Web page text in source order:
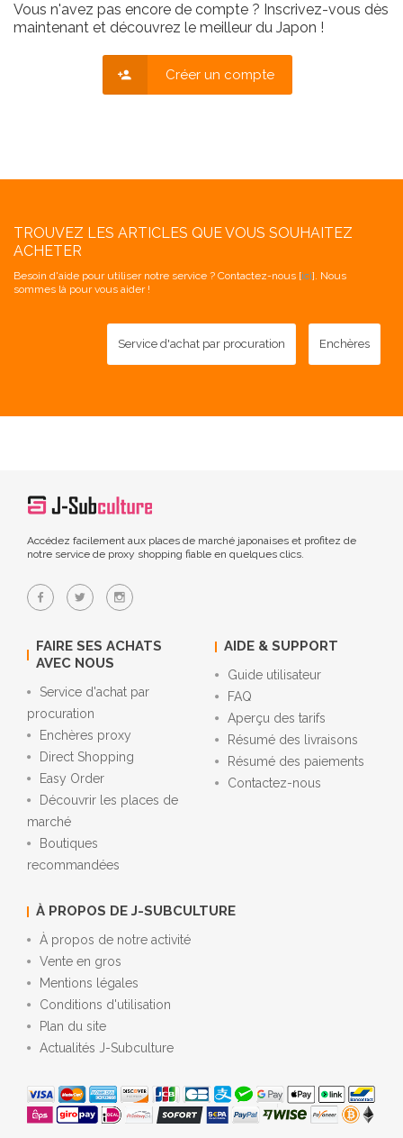
Vous n'avez pas encore de compte ? Inscrivez-vous dès
maintenant et découvrez le meilleur du Japon !
Créer un compte
TROUVEZ LES ARTICLES QUE VOUS SOUHAITEZ
ACHETER
Besoin d'aide pour utiliser notre service ? Contactez-nous [ici]. Nous
sommes là pour vous aider !
Service d'achat par procuration Enchères
Accédez facilement aux places de marché japonaises et profitez de
notre service de proxy shopping fiable en quelques clics.
FAIRE SES ACHATS
AVEC NOUS
Service d'achat par
procuration
Enchères proxy
Direct Shopping
Easy Order
Découvrir les places de
marché
Boutiques
recommandées
AIDE & SUPPORT
Guide utilisateur
FAQ
Aperçu des tarifs
Résumé des livraisons
Résumé des paiements
Contactez-nous
À PROPOS DE J-SUBCULTURE
À propos de notre activité
Vente en gros
Mentions légales
Conditions d'utilisation
Plan du site
Actualités J-Subculture